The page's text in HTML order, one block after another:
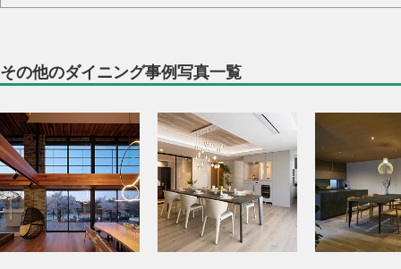
その他のダイニング事例写真一覧